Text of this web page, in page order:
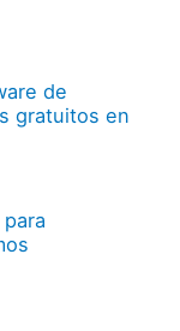
de
gratuitos en